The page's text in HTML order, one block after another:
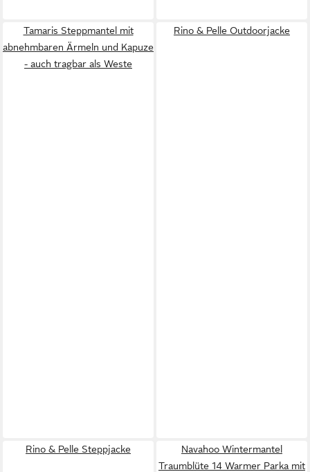
Tamaris Steppmantel mit
abnehmbaren Ärmeln und Kapuze
- auch tragbar als Weste
Rino & Pelle Outdoorjacke
Rino & Pelle Steppjacke
Navahoo Wintermantel
Traumblüte 14 Warmer Parka mit